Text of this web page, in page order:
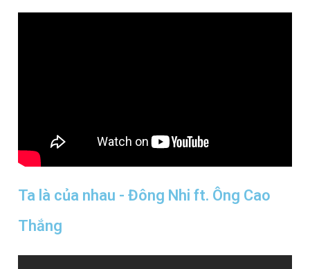
Ta là của nhau - Đông Nhi ft. Ông Cao
Thắng